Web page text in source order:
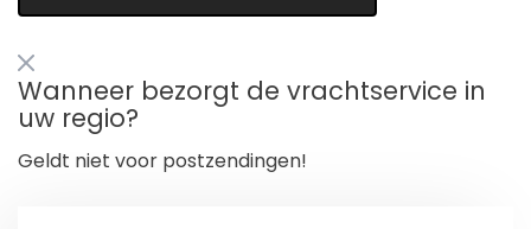
Wanneer bezorgt de vrachtservice in
uw regio?
Geldt niet voor postzendingen!